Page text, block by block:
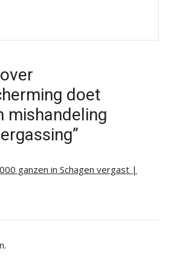
doet
mishandeling
ganzen in Schagen vergast |